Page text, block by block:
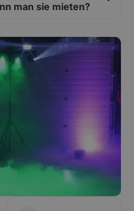
man sie mieten?